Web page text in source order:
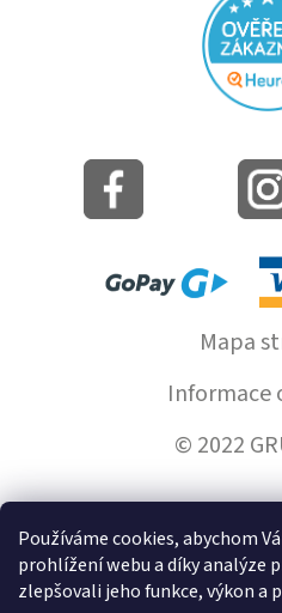
Používáme cookies, abychom
prohlížení webu a díky analýze
zlepšovali jeho funkce, výkon a
Mapa
Informace
© 2022